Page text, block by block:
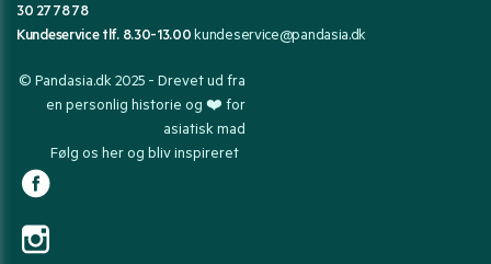
30 27 78 78
Kundeservice tlf. 8.30-13.00kundeservice@pandasia.dk
© Pandasia.dk 2025 - Drevet ud fra
en personlig historie og ❤️ for
asiatisk mad
Følg os her og bliv inspireret